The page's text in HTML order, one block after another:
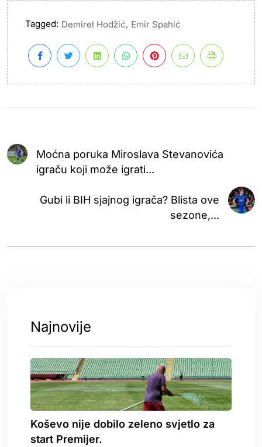
Tagged: Demirel Hodžić, Emir Spahić
Moćna poruka Miroslava Stevanovića
igraču koji može igrati...
Gubi li BIH sjajnog igrača? Blista ove
sezone,...
Najnovije
Koševo nije dobilo zeleno svjetlo za
start Premijer.